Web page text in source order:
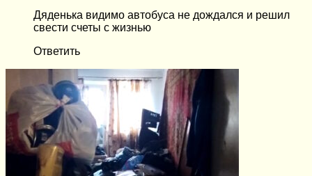
Дяденька видимо автобуса не дождался и решил
свести счеты с жизнью
Ответить